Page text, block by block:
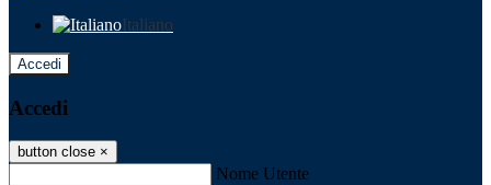
Italiano
Accedi
Accedi
button close ×
Nome Utente